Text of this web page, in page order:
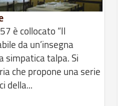
è collocato “Il
da un’insegna
simpatica talpa. Si
che propone una serie
della...